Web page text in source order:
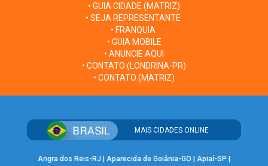
• GUIA CIDADE (MATRIZ)
• SEJA REPRESENTANTE
• FRANQUIA
• GUIA MOBILE
• ANUNCIE AQUI
• CONTATO (LONDRINA-PR)
• CONTATO (MATRIZ)
MAIS CIDADES ONLINE
Angra dos Reis-RJ Aparecida de Goiânia-GO Apiaí-SP